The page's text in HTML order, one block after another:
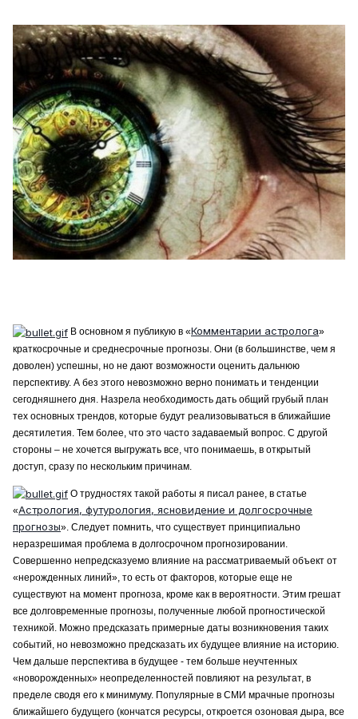
В основном я публикую в «Комментарии астролога»
краткосрочные и среднесрочные прогнозы. Они (в большинстве, чем я
доволен) успешны, но не дают возможности оценить дальнюю
перспективу. А без этого невозможно верно понимать и тенденции
сегодняшнего дня. Назрела необходимость дать общий грубый план
тех основных трендов, которые будут реализовываться в ближайшие
десятилетия. Тем более, что это часто задаваемый вопрос. С другой
стороны – не хочется выгружать все, что понимаешь, в открытый
доступ, сразу по нескольким причинам.
О трудностях такой работы я писал ранее, в статье
«Астрология, футурология, ясновидение и долгосрочные
прогнозы». Следует помнить, что существует принципиально
неразрешимая проблема в долгосрочном прогнозировании.
Совершенно непредсказуемо влияние на рассматриваемый объект от
«нерожденных линий», то есть от факторов, которые еще не
существуют на момент прогноза, кроме как в вероятности. Этим грешат
все долговременные прогнозы, полученные любой прогностической
техникой. Можно предсказать примерные даты возникновения таких
событий, но невозможно предсказать их будущее влияние на историю.
Чем дальше перспектива в будущее - тем больше неучтенных
«новорожденных» неопределенностей повлияют на результат, в
пределе сводя его к минимуму. Популярные в СМИ мрачные прогнозы
ближайшего будущего (кончатся ресурсы, откроется озоновая дыра, все